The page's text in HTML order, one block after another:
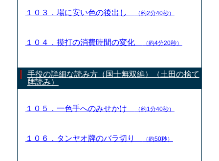
１０３．場に安い色の後出し （約2分40秒）
１０４．摸打の消費時間の変化 （約4分20秒）
手役の詳細な読み方（国士無双編）（土田の捨て
牌読み）
１０５．一色手へのみせかけ （約1分40秒）
１０６．タンヤオ牌のバラ切り （約50秒）